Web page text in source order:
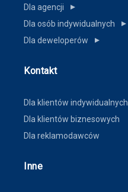
Dla agencji ▼
Dla osób indywidualnych ▼
Dla deweloperów ▼
Kontakt
Dla klientów indywidualnych
Dla klientów biznesowych
Dla reklamodawców
Inne